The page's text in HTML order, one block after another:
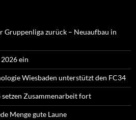
Gruppenliga zurück – Neuaufbau in
ein
Wiesbaden unterstützt den FC34
Zusammenarbeit fort
Menge gute Laune